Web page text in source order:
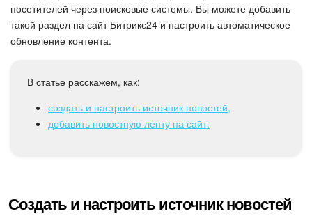
AI в Битрикс24
Вайбкод
Лента Новостей
Задачи
посетителей через поисковые системы. Вы можете добавить
такой раздел на сайт Битрикс24 и настроить автоматическое
обновление контента.
В статье расскажем, как:
создать и настроить источник новостей,
добавить новостную ленту на сайт.
Создать и настроить источник новостей